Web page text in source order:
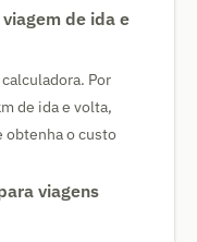
de ida e
Por
de ida e volta,
obtenha o custo
viagens